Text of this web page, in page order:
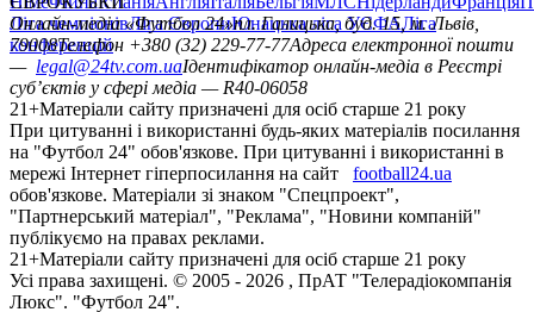
Ліга чемпіонівЛіга ЄвропиЮнацька ліга УЄФАЛіга
конференцій
Онлайн-медіа «Футбол 24»пл. Галицька, буд. 15, м. Львів,
79008Телефон +380 (32) 229-77-77Адреса електронної пошти
— legal@24tv.com.uaІдентифікатор онлайн-медіа в Реєстрі
суб’єктів у сфері медіа — R40-06058
21+Матеріали сайту призначені для осіб старше 21 року
При цитуванні і використанні будь-яких матеріалів посилання
на "Футбол 24" обов'язкове. При цитуванні і використанні в
мережі Інтернет гіперпосилання на сайт
football24.ua
обов'язкове. Матеріали зі знаком "Спецпроект",
"Партнерський матеріал", "Реклама", "Новини компаній"
публікуємо на правах реклами.
21+Матеріали сайту призначені для осіб старше 21 року
Усi права захищенi. © 2005 - 2026 , ПрАТ "Телерадіокомпанія
Люкс". "Футбол 24".